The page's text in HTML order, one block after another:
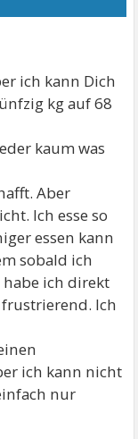
ich kann Dich
kg auf 68
kaum was
Aber
Ich esse so
essen kann
sobald ich
habe ich direkt
Ich
ich kann nicht
nur